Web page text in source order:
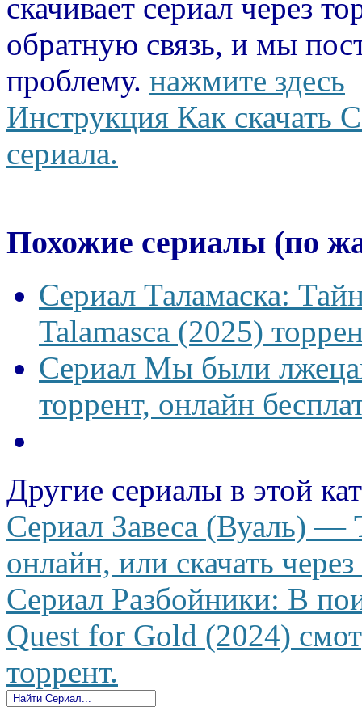
скачивает сериал через
обратную связь, и мы
проблему. нажмите здесь
Инструкция Как скачать
сериала.
Похожие сериалы (по
Сериал Таламаска:
Talamasca (2025)
Сериал Мы были
торрент, онлайн
Другие сериалы в этой
Сериал Завеса (Вуаль) —
онлайн, или скачать
Сериал Разбойники: В
Quest for Gold (2024)
торрент.